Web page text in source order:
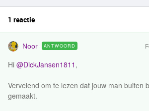
1 reactie
Noor ANTWOORD
Hi @DickJansen1811 ,
Vervelend om te lezen dat jouw man buiten
gemaakt.